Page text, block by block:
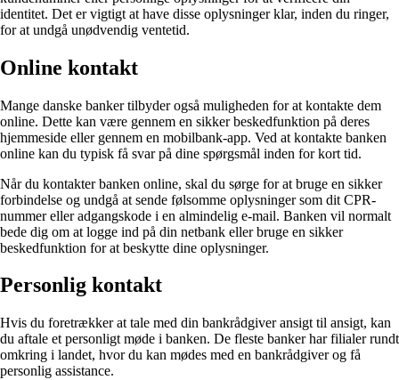
identitet. Det er vigtigt at have disse oplysninger klar, inden du ringer,
for at undgå unødvendig ventetid.
Online kontakt
Mange danske banker tilbyder også muligheden for at kontakte dem
online. Dette kan være gennem en sikker beskedfunktion på deres
hjemmeside eller gennem en mobilbank-app. Ved at kontakte banken
online kan du typisk få svar på dine spørgsmål inden for kort tid.
Når du kontakter banken online, skal du sørge for at bruge en sikker
forbindelse og undgå at sende følsomme oplysninger som dit CPR-
nummer eller adgangskode i en almindelig e-mail. Banken vil normalt
bede dig om at logge ind på din netbank eller bruge en sikker
beskedfunktion for at beskytte dine oplysninger.
Personlig kontakt
Hvis du foretrækker at tale med din bankrådgiver ansigt til ansigt, kan
du aftale et personligt møde i banken. De fleste banker har filialer rundt
omkring i landet, hvor du kan mødes med en bankrådgiver og få
personlig assistance.